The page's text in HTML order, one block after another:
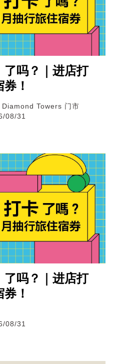
了吗？｜进店打
！
Diamond Towers 门市
08/31
了吗？｜进店打
！
08/31